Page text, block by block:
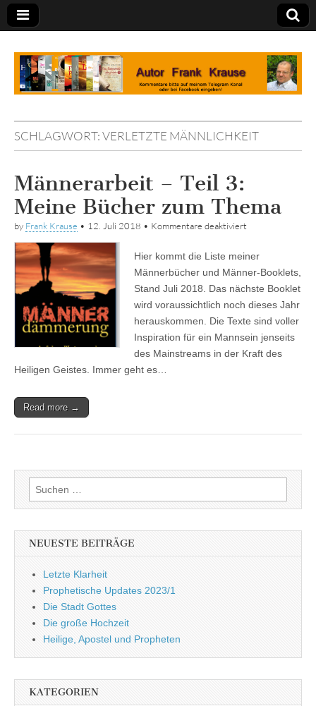
Tagebuch
SCHLAGWORT:VERLETZTE MÄNNLICHKEIT
Männerarbeit – Teil 3:
Meine Bücher zum Thema
by Frank Krause • 12. Juli 2018 • Kommentare deaktiviert
Teil
3:
Bücher
zum
Thema
Hier kommt die Liste meiner
Männerbücher und Männer-Booklets,
Stand Juli 2018. Das nächste Booklet
wird voraussichtlich noch dieses Jahr
herauskommen. Die Texte sind voller
Inspiration für ein Mannsein jenseits
des Mainstreams in der Kraft des
Heiligen Geistes. Immer geht es…
Read more →
Suchen
nach:
NEUESTE BEITRÄGE
Letzte Klarheit
Prophetische Updates 2023/1
Die Stadt Gottes
Die große Hochzeit
Heilige, Apostel und Propheten
KATEGORIEN